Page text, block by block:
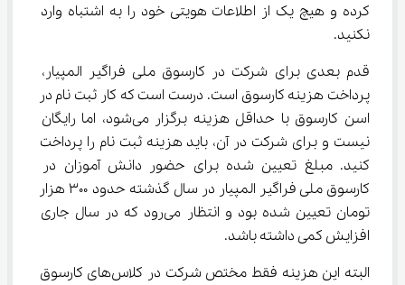
کرده و هیچ یک از اطلاعات هویتی خود را به اشتباه وارد
نکنید.
قدم بعدی برای شرکت در کارسوق ملی فراگیر المپیار،
پرداخت هزینه کارسوق است. درست است که کار ثبت نام در
اسن کارسوق با حداقل هزینه برگزار می‌شود، اما رایگان
نیست و برای شرکت در آن، باید هزینه ثبت نام را پرداخت
کنید. مبلغ تعیین شده برای حضور دانش آموزان در
کارسوق ملی فراگیر المپیار در سال گذشته حدود ۳۰۰ هزار
تومان تعیین شده بود و انتظار می‌رود که در سال جاری
افزایش کمی داشته باشد.
البته این هزینه فقط مختص شرکت در کلاس‌های کارسوق